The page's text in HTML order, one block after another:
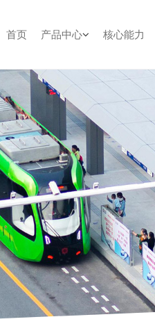
首页 产品中心 核心能力